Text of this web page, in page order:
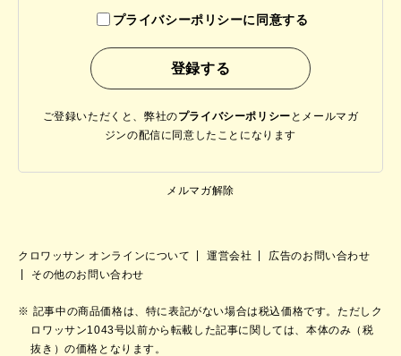
プライバシーポリシーに同意する
ご登録いただくと、弊社のプライバシーポリシー と メールマガ
ジンの配信に同意したことになります
メルマガ解除
クロワッサン オンラインについて 運営会社
広告のお問い合わせ
その他のお問い合わせ
記事中の商品価格は、特に表記がない場合は税込価格です。ただしク
ロワッサン1043号以前から転載した記事に関しては、本体のみ（税
抜き）の価格となります。